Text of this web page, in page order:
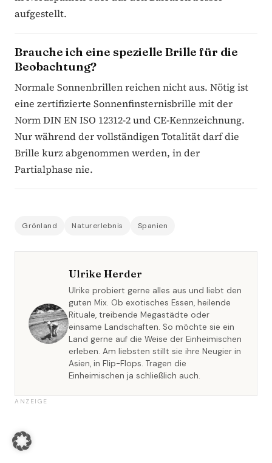
aufgestellt.
Brauche ich eine spezielle Brille für die
Beobachtung?
Normale Sonnenbrillen reichen nicht aus. Nötig ist
eine zertifizierte Sonnenfinsternisbrille mit der
Norm DIN EN ISO 12312-2 und CE-Kennzeichnung.
Nur während der vollständigen Totalität darf die
Brille kurz abgenommen werden, in der
Partialphase nie.
Grönland Naturerlebnis Spanien
Ulrike Herder
Ulrike probiert gerne alles aus und liebt den
guten Mix. Ob exotisches Essen, heilende
Rituale, treibende Megastädte oder
einsame Landschaften. So möchte sie ein
Land gerne auf die Weise der Einheimischen
erleben. Am liebsten stillt sie ihre Neugier in
Asien, in Flip-Flops. Tragen die
Einheimischen ja schließlich auch.
ANZEIGE